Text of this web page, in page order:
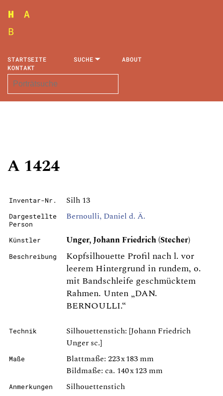
STARTSEITE SUCHE
ABOUT
KONTAKT
A 1424
Inventar-Nr. Silh 13
Dargestellte
Person
Bernoulli, Daniel d. Ä.
Künstler Unger, Johann Friedrich (Stecher)
Beschreibung
Kopfsilhouette Profil nach l. vor
leerem Hintergrund in rundem, o.
mit Bandschleife geschmücktem
Rahmen. Unten „DAN.
BERNOULLI.“
Technik
Silhouettenstich: [Johann Friedrich
Unger sc.]
Maße
Blattmaße: 223 x 183 mm
Bildmaße: ca. 140 x 123 mm
Anmerkungen Silhouettenstich